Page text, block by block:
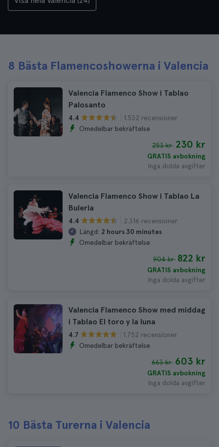
8 Bästa Flamencoshowerna i Valencia
Valencia Flamenco Show i Tablao
Palosanto
4.4
1.532 recensioner
Omedelbar bekräftelse
253 kr 230 kr
GRATIS avbokning
Inga dolda avgifter
Valencia Flamenco Show i Tablao La
Buleria
4.4
2.316 recensioner
Längd: 2 hours 30 minutes
Omedelbar bekräftelse
904 kr 822 kr
GRATIS avbokning
Inga dolda avgifter
Valencia Flamenco Show med middag
i Tablao El toro y la luna
4.7
1.752 recensioner
Omedelbar bekräftelse
663 kr 603 kr
GRATIS avbokning
Inga dolda avgifter
10 Bästa Turerna i Valencia